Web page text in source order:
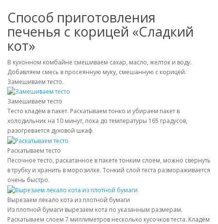
Способ приготовления
печенья с корицей «Сладкий
кот»
В кухонном комбайне смешиваем сахар, масло, желток и воду.
Добавляем смесь в просеянную муку, смешанную с корицей.
Замешиваем тесто.
Замешиваем тесто
Тесто кладём в пакет. Раскатываем тонко и убираем пакет в
холодильник на 10 минут, пока до температуры 165 градусов,
разогревается духовой шкаф.
Раскатываем тесто
Песочное тесто, раскатанное в пакете тонким слоем, можно свернуть
в трубку и хранить в морозилке. Тонкий слой теста размораживается
очень быстро.
Вырезаем лекало кота из плотной бумаги
Из плотной бумаги вырезаем кота по указанным размерам.
Раскатываем слоем 7 миллиметров несколько кусочков теста. Кладём